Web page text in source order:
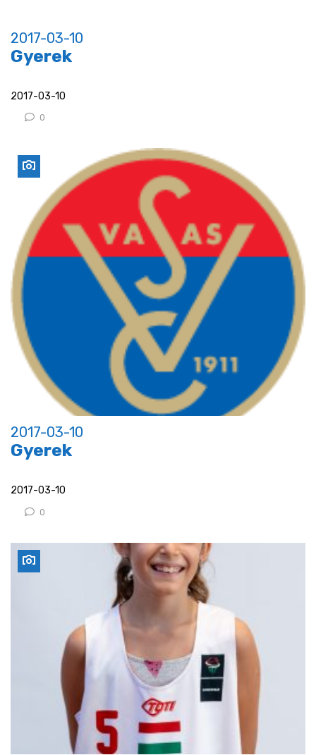
2017-03-10
Gyerek
2017-03-10
0
2017-03-10
Gyerek
2017-03-10
0